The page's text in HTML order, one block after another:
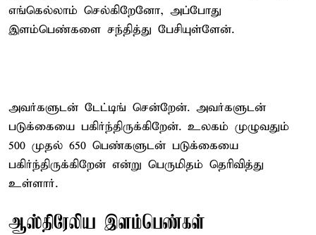
எங்கெல்லாம் செல்கிறேனோ, அப்போது
இளம்பெண்களை சந்தித்து பேசியுள்ளேன்.
அவர்களுடன் டேட்டிங் சென்றேன். அவர்களுடன்
படுக்கையை பகிர்ந்திருக்கிறேன். உலகம் முழுவதும்
500 முதல் 650 பெண்களுடன் படுக்கையை
பகிர்ந்திருக்கிறேன் என்று பெருமிதம் தெரிவித்து
உள்ளார்.
ஆஸ்திரேலிய இளம்பெண்கள்